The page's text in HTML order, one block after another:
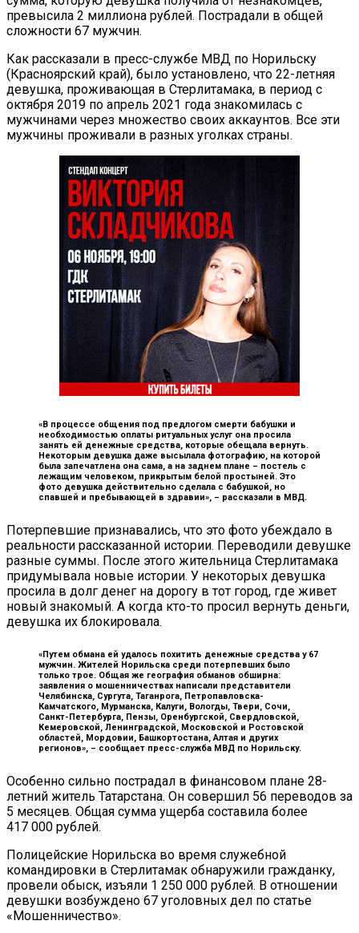
превысила 2 миллиона рублей. Пострадали в общей
сложности 67 мужчин.
Как рассказали в пресс-службе МВД по Норильску
(Красноярский край), было установлено, что 22-летняя
девушка, проживающая в Стерлитамака, в период с
октября 2019 по апрель 2021 года знакомилась с
мужчинами через множество своих аккаунтов. Все эти
мужчины проживали в разных уголках страны.
«В процессе общения под предлогом смерти бабушки и
необходимостью оплаты ритуальных услуг она просила
занять ей денежные средства, которые обещала вернуть.
Некоторым девушка даже высылала фотографию, на которой
была запечатлена она сама, а на заднем плане – постель с
лежащим человеком, прикрытым белой простыней. Это
фото девушка действительно сделала с бабушкой, но
спавшей и пребывающей в здравии», – рассказали в МВД.
Потерпевшие признавались, что это фото убеждало в
реальности рассказанной истории. Переводили девушке
разные суммы. После этого жительница Стерлитамака
придумывала новые истории. У некоторых девушка
просила в долг денег на дорогу в тот город, где живет
новый знакомый. А когда кто-то просил вернуть деньги,
девушка их блокировала.
«Путем обмана ей удалось похитить денежные средства у 67
мужчин. Жителей Норильска среди потерпевших было
только трое. Общая же география обманов обширна:
заявления о мошенничествах написали представители
Челябинска, Сургута, Таганрога, Петропавловска-
Камчатского, Мурманска, Калуги, Вологды, Твери, Сочи,
Санкт-Петербурга, Пензы, Оренбургской, Свердловской,
Кемеровской, Ленинградской, Московской и Ростовской
областей, Мордовии, Башкортостана, Алтая и других
регионов», – сообщает пресс-служба МВД по Норильску.
Особенно сильно пострадал в финансовом плане 28-
летний житель Татарстана. Он совершил 56 переводов за
5 месяцев. Общая сумма ущерба составила более
417 000 рублей.
Полицейские Норильска во время служебной
командировки в Стерлитамак обнаружили гражданку,
провели обыск, изъяли 1 250 000 рублей. В отношении
девушки возбуждено 67 уголовных дел по статье
«Мошенничество».